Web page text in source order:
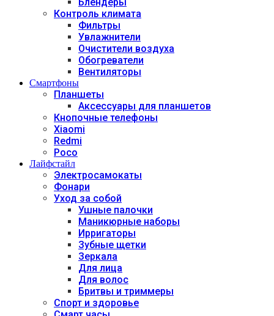
Контроль климата
Фильтры
Увлажнители
Очистители воздуха
Обогреватели
Вентиляторы
Смартфоны
Планшеты
Аксессуары для планшетов
Кнопочные телефоны
Xiaomi
Redmi
Poco
Лайфстайл
Электросамокаты
Фонари
Уход за собой
Ушные палочки
Маникюрные наборы
Ирригаторы
Зубные щетки
Зеркала
Для лица
Для волос
Бритвы и триммеры
Спорт и здоровье